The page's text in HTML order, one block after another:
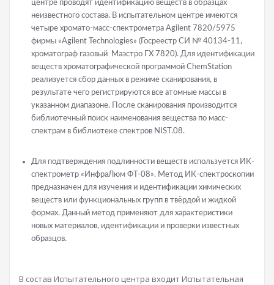
центре проводят идентификацию веществ в образцах
неизвестного состава. В испытательном центре имеются
четыре хромато-масс-спектрометра Agilent 7820/5975
фирмы «Agilent Technologies» (Госреестр СИ № 40134-11,
хроматограф газовый Маэстро ГХ 7820). Для идентификации
веществ хроматографической программой ChemStation
реализуется сбор данных в режиме сканирования, в
результате чего регистрируются все атомные массы в
указанном диапазоне. После сканирования производится
библиотечный поиск наименования вещества по масс-
спектрам в библиотеке спектров NIST.08.
Для подтверждения подлинности веществ используется ИК-
спектрометр «ИнфраЛюм ФТ-08». Метод ИК-спектроскопии
предназначен для изучения и идентификации химических
веществ или функциональных групп в твёрдой и жидкой
формах. Данный метод применяют для характеристики
новых материалов, идентификации и проверки известных
образцов.
В состав Испытательного центра входит Испытательная